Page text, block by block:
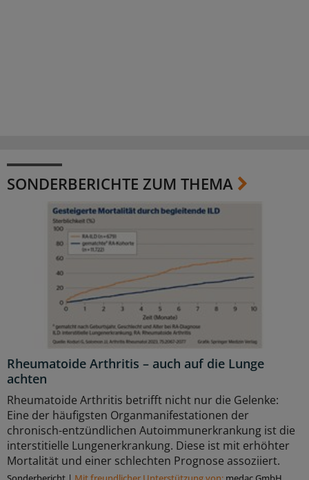
SONDERBERICHTE ZUM THEMA
Rheumatoide Arthritis – auch auf die Lunge
achten
Rheumatoide Arthritis betrifft nicht nur die Gelenke:
Eine der häufigsten Organmanifestationen der
chronisch-entzündlichen Autoimmunerkrankung ist die
interstitielle Lungenerkrankung. Diese ist mit erhöhter
Mortalität und einer schlechten Prognose assoziiert.